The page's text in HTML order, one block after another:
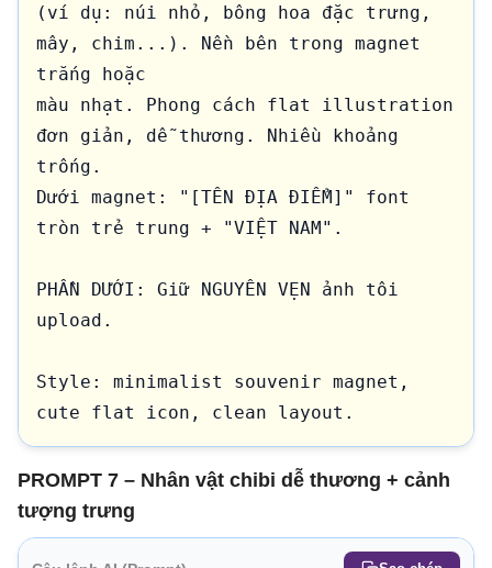
(ví dụ: núi nhỏ, bông hoa đặc trưng,
mây, chim...). Nền bên trong magnet
trắng hoặc
màu nhạt. Phong cách flat illustration
đơn giản, dễ thương. Nhiều khoảng
trống.
Dưới magnet: "[TÊN ĐỊA ĐIỂM]" font
tròn trẻ trung + "VIỆT NAM".
PHẦN DƯỚI: Giữ NGUYÊN VẸN ảnh tôi
upload.
Style: minimalist souvenir magnet,
cute flat icon, clean layout.
PROMPT 7 – Nhân vật chibi dễ thương + cảnh
tượng trưng